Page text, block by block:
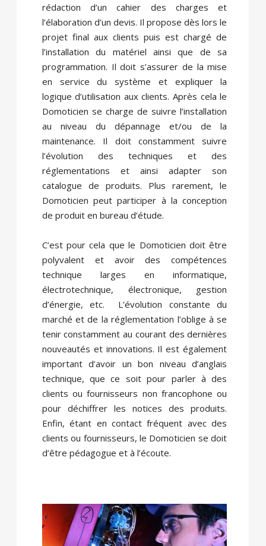
rédaction d’un cahier des charges et
l’élaboration d’un devis. Il propose dès lors le
projet final aux clients puis est chargé de
l’installation du matériel ainsi que de sa
programmation. Il doit s’assurer de la mise
en service du système et expliquer la
logique d’utilisation aux clients. Après cela le
Domoticien se charge de suivre l’installation
au niveau du dépannage et/ou de la
maintenance. Il doit constamment suivre
l’évolution des techniques et des
réglementations et ainsi adapter son
catalogue de produits. Plus rarement, le
Domoticien peut participer à la conception
de produit en bureau d’étude.
C’est pour cela que le Domoticien doit être
polyvalent et avoir des compétences
technique larges en informatique,
électrotechnique, électronique, gestion
d’énergie, etc. L’évolution constante du
marché et de la réglementation l’oblige à se
tenir constamment au courant des dernières
nouveautés et innovations. Il est également
important d’avoir un bon niveau d’anglais
technique, que ce soit pour parler à des
clients ou fournisseurs non francophone ou
pour déchiffrer les notices des produits.
Enfin, étant en contact fréquent avec des
clients ou fournisseurs, le Domoticien se doit
d’être pédagogue et à l’écoute.